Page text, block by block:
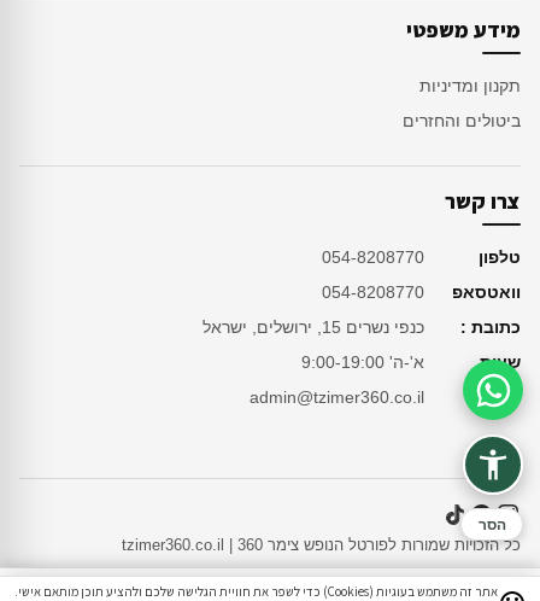
מידע משפטי
תקנון ומדיניות
ביטולים והחזרים
צרו קשר
טלפון
054-8208770
וואטסאפ
054-8208770
כתובת :
כנפי נשרים 15, ירושלים, ישראל
שעות
א'-ה' 9:00-19:00
מייל
admin@tzimer360.co.il
כל הזכויות שמורות לפורטל הנופש צימר 360 | tzimer360.co.il
אתר זה משתמש בעוגיות (Cookies) כדי לשפר את חוויית הגלישה שלכם ולהציע תוכן מותאם אישי.
סיוע בהזמנה
הסר